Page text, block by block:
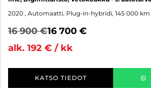
2020 , Automaatti, Plug-in-hybridi, 145 000 km
16 900 €16 700 €
alk. 192 € / kk
KATSO TIEDOT